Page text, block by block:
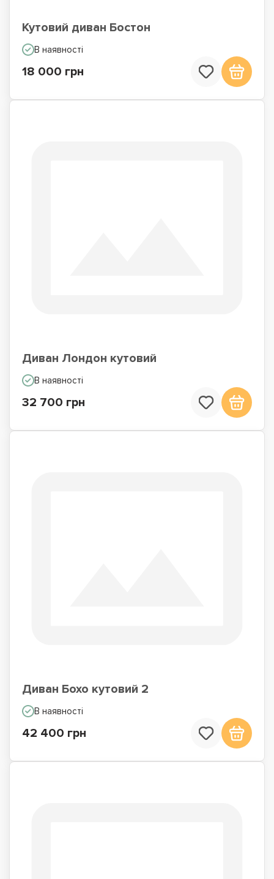
Кутовий диван Бостон
В наявності
18 000 грн
Диван Лондон кутовий
В наявності
32 700 грн
Диван Бохо кутовий 2
В наявності
42 400 грн